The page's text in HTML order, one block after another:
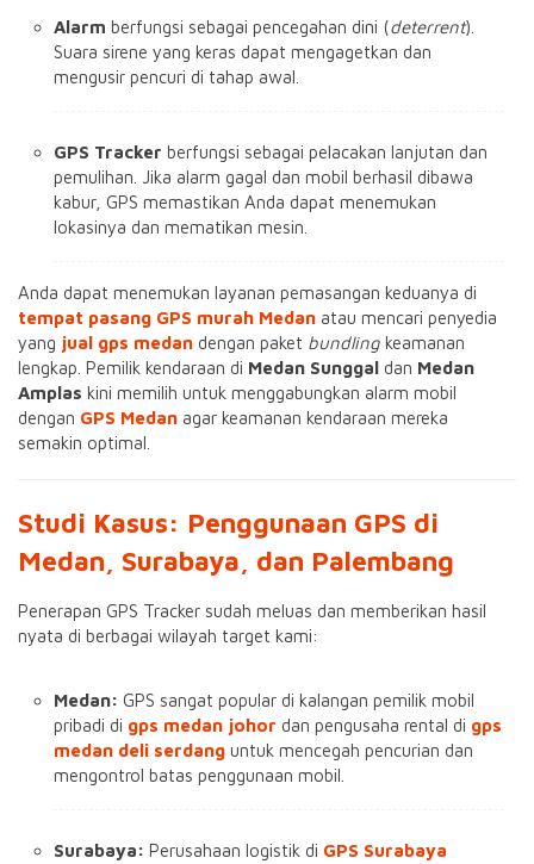
Alarm berfungsi sebagai pencegahan dini (deterrent).
Suara sirene yang keras dapat mengagetkan dan
mengusir pencuri di tahap awal.
GPS Tracker berfungsi sebagai pelacakan lanjutan dan
pemulihan. Jika alarm gagal dan mobil berhasil dibawa
kabur, GPS memastikan Anda dapat menemukan
lokasinya dan mematikan mesin.
Anda dapat menemukan layanan pemasangan keduanya di
tempat pasang GPS murah Medan atau mencari penyedia
yang jual gps medan dengan paket bundling keamanan
lengkap. Pemilik kendaraan di Medan Sunggal dan Medan
Amplas kini memilih untuk menggabungkan alarm mobil
dengan GPS Medan agar keamanan kendaraan mereka
semakin optimal.
Studi Kasus: Penggunaan GPS di
Medan, Surabaya, dan Palembang
Penerapan GPS Tracker sudah meluas dan memberikan hasil
nyata di berbagai wilayah target kami:
Medan: GPS sangat popular di kalangan pemilik mobil
pribadi di gps medan johor dan pengusaha rental di gps
medan deli serdang untuk mencegah pencurian dan
mengontrol batas penggunaan mobil.
Surabaya: Perusahaan logistik di GPS Surabaya